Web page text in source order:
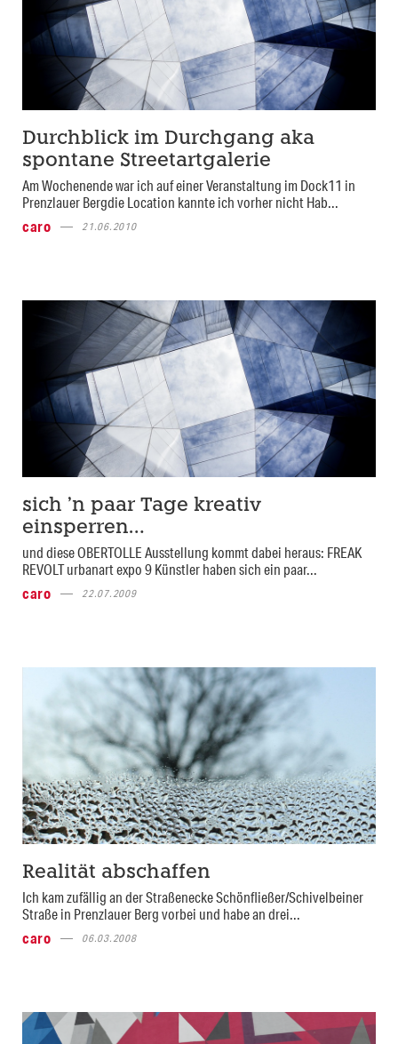
Durchblick im Durchgang aka
spontane Streetartgalerie
Am Wochenende war ich auf einer Veranstaltung im Dock11 in
Prenzlauer Bergdie Location kannte ich vorher nicht Hab...
caro
21.06.2010
sich ’n paar Tage kreativ
einsperren…
und diese OBERTOLLE Ausstellung kommt dabei heraus: FREAK
REVOLT urbanart expo 9 Künstler haben sich ein paar...
caro
22.07.2009
Realität abschaffen
Ich kam zufällig an der Straßenecke Schönfließer/Schivelbeiner
Straße in Prenzlauer Berg vorbei und habe an drei...
caro
06.03.2008